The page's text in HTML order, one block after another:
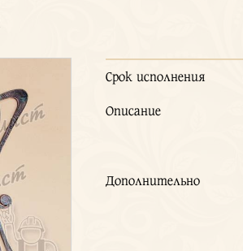
Срок исполнения
Описание
Дополнительно